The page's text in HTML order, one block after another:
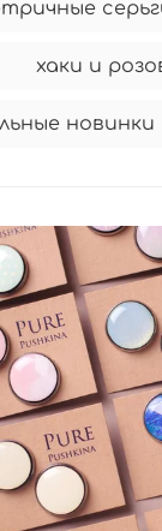
хаки и
новинки